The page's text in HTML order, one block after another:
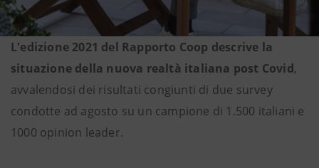
L'edizione 2021 del Rapporto Coop descrive la
situazione della nuova realtà italiana post Covid,
avvalendosi dei risultati congiunti di due survey
condotte ad agosto su un campione di 1.500 italiani e
1000 opinion leader.